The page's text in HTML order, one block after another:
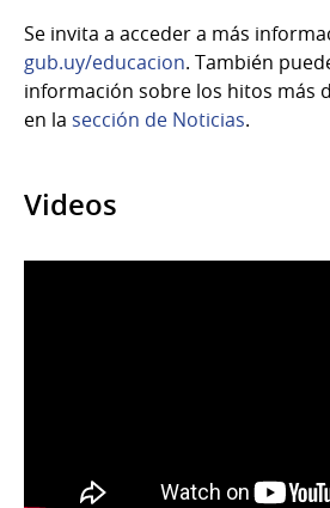
Se invita a acceder a más
gub.uy/educacion. También
información sobre los hitos más
en la sección de Noticias.
Videos